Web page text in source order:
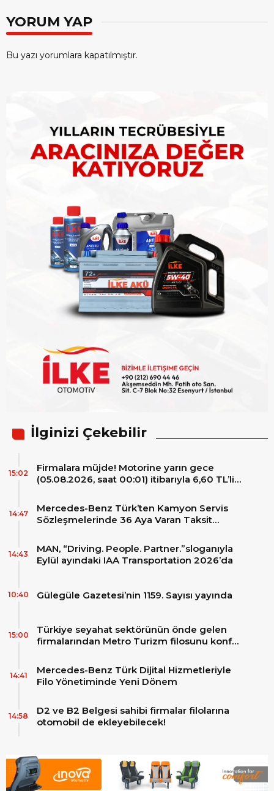
YORUM YAP
Bu yazı yorumlara kapatılmıştır.
İlginizi Çekebilir
Firmalara müjde! Motorine yarın gece
(05.08.2026, saat 00:01) itibarıyla 6,60 TL’lik
15:02
Mercedes-Benz Türk’ten Kamyon Servis
Sözleşmelerinde 36 Aya Varan Taksit
14:47
MAN, “Driving. People. Partner.”sloganıyla
Eylül ayındaki IAA Transportation 2026’da
14:43
Gülegüle Gazetesi’nin 1159. Sayısı yayında
10:40
Türkiye seyahat sektörünün önde gelen
firmalarından Metro Turizm filosunu konfor
MAN Skyliner ile güçlendirdi!
15:00
Mercedes-Benz Türk Dijital Hizmetleriyle
Filo Yönetiminde Yeni Dönem
14:41
D2 ve B2 Belgesi sahibi firmalar filolarına
otomobil de ekleyebilecek!
14:58